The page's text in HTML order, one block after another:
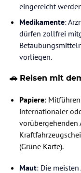
eingereicht
Medikamente:
dürfen zollfrei
vorliegen.
🚗 Reisen mit
Papiere:
internationaler
vorübergehenden
(Grüne Karte).
Maut: Die